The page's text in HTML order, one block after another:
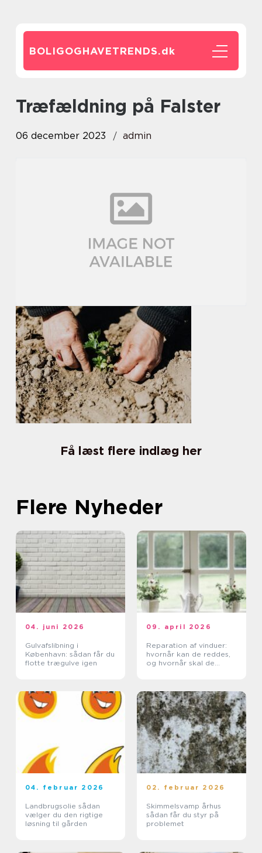
BOLIGOGHAVETRENDS.dk
træfældning på Falster
06 december 2023 admin
Få læst flere indlæg her
Flere Nyheder
04. juni 2026
Gulvafslibning i
København: sådan får du
flotte trægulve igen
09. april 2026
Reparation af vinduer:
hvornår kan de reddes,
og hvornår skal de
04. februar 2026
Landbrugsolie sådan
vælger du den rigtige
løsning til gården
02. februar 2026
Skimmelsvamp århus
sådan får du styr på
problemet